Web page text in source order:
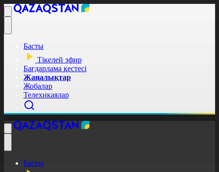
Басты
Тікелей эфир
Бағдарлама кестесі
Жаңалықтар
Жобалар
Телехикаялар
Басты